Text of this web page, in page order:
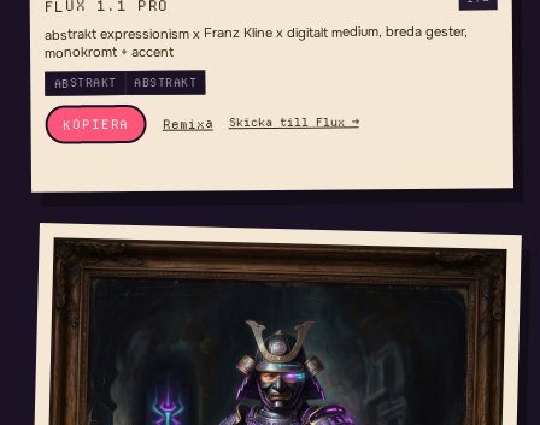
FLUX 1.1 PRO
abstrakt expressionism x Franz Kline x digitalt medium, breda gester,
monokromt + accent
ABSTRAKT ABSTRAKT
KOPIERA Remixa Skicka till Flux →